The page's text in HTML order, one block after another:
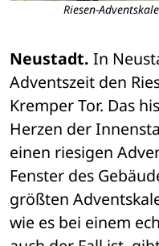
Riesen-
Neustadt. In
Adventszeit den
Kremper Tor. Das
Herzen der
einen riesigen
Fenster des
größten
wie es bei einem